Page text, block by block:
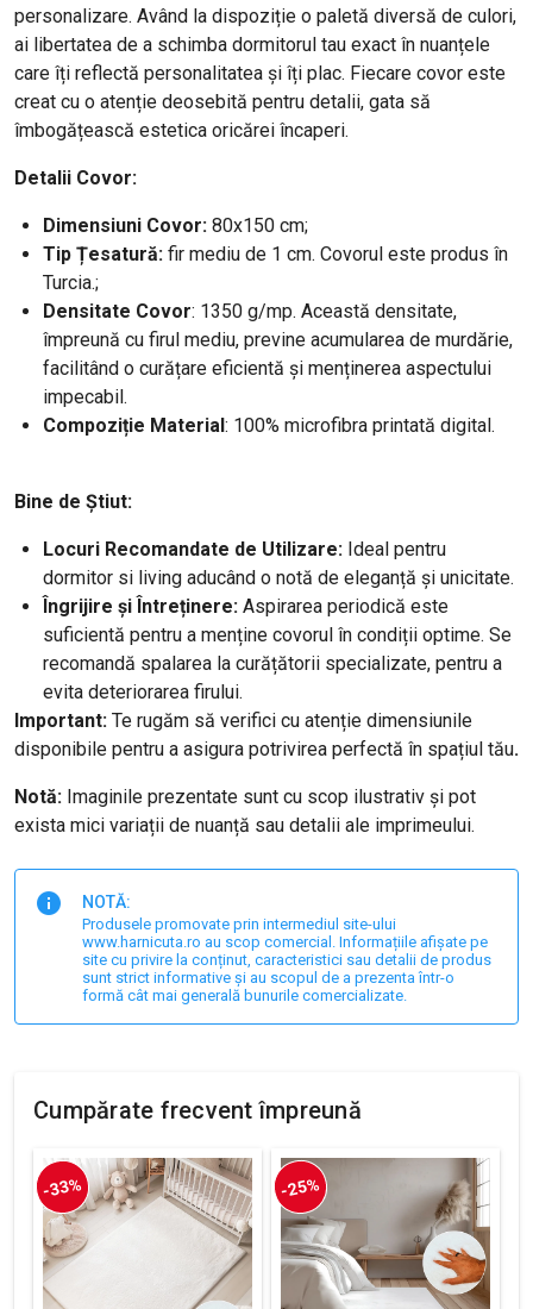
personalizare. Având la dispoziție o paletă diversă de culori,
ai libertatea de a schimba dormitorul tau exact în nuanțele
care îți reflectă personalitatea și îți plac. Fiecare covor este
creat cu o atenție deosebită pentru detalii, gata să
îmbogățească estetica oricărei încaperi.
Detalii Covor:
Dimensiuni Covor: 80x150 cm;
Tip Țesatură: fir mediu de 1 cm. Covorul este produs în
Turcia.;
Densitate Covor: 1350 g/mp. Această densitate,
împreună cu firul mediu, previne acumularea de murdărie,
facilitând o curățare eficientă și menținerea aspectului
impecabil.
Compoziție Material: 100% microfibra printată digital.
Bine de Știut:
Locuri Recomandate de Utilizare: Ideal pentru
dormitor si living aducând o notă de eleganță și unicitate.
Îngrijire și Întreținere: Aspirarea periodică este
suficientă pentru a menține covorul în condiții optime. Se
recomandă spalarea la curățătorii specializate, pentru a
evita deteriorarea firului.
Important: Te rugăm să verifici cu atenție dimensiunile
disponibile pentru a asigura potrivirea perfectă în spațiul tău.
Notă: Imaginile prezentate sunt cu scop ilustrativ și pot
exista mici variații de nuanță sau detalii ale imprimeului.
NOTĂ:
Produsele promovate prin intermediul site-ului
www.harnicuta.ro au scop comercial. Informațiile afișate pe
site cu privire la conținut, caracteristici sau detalii de produs
sunt strict informative și au scopul de a prezenta într-o
formă cât mai generală bunurile comercializate.
Cumpărate frecvent împreună
-33% -25%